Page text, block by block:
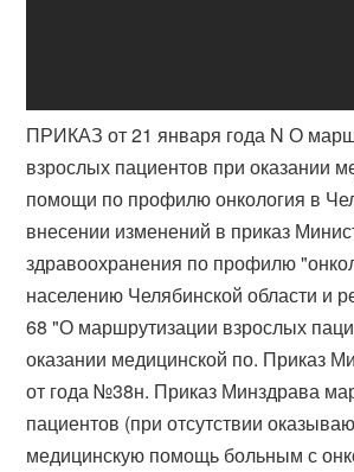
ПРИКАЗ от 21 января года N О
взрослых пациентов при оказании
помощи по профилю онкология в
внесении изменений в приказ
здравоохранения по профилю
населению Челябинской области и
68 "О маршрутизации взрослых
оказании медицинской по. Приказ
от года №38н. Приказ Минздрава
пациентов (при отсутствии
медицинскую помощь больным с